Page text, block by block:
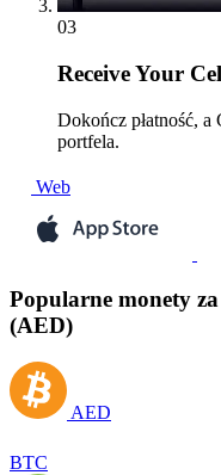
03
ReceiveYour
Dokończ płatność,
portfela.
Web
Popularne monety
(AED)
AED
BTC